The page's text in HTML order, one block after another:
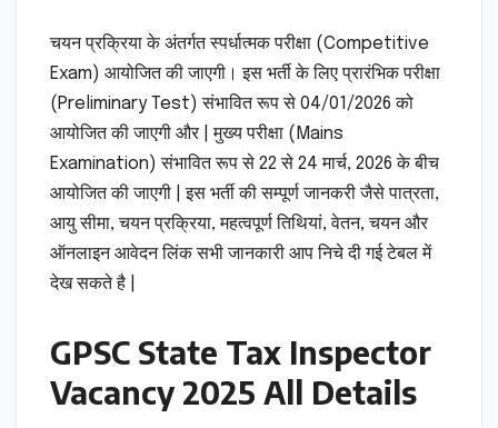
चयन प्रक्रिया के अंतर्गत स्पर्धात्मक परीक्षा (Competitive
Exam) आयोजित की जाएगी। इस भर्ती के लिए प्रारंभिक परीक्षा
(Preliminary Test) संभावित रूप से 04/01/2026 को
आयोजित की जाएगी और | मुख्य परीक्षा (Mains
Examination) संभावित रूप से 22 से 24 मार्च, 2026 के बीच
आयोजित की जाएगी | इस भर्ती की सम्पूर्ण जानकरी जैसे पात्रता,
आयु सीमा, चयन प्रक्रिया, महत्वपूर्ण तिथियां, वेतन, चयन और
ऑनलाइन आवेदन लिंक सभी जानकारी आप निचे दी गई टेबल में
देख सकते है |
GPSC State Tax Inspector
Vacancy 2025 All Details